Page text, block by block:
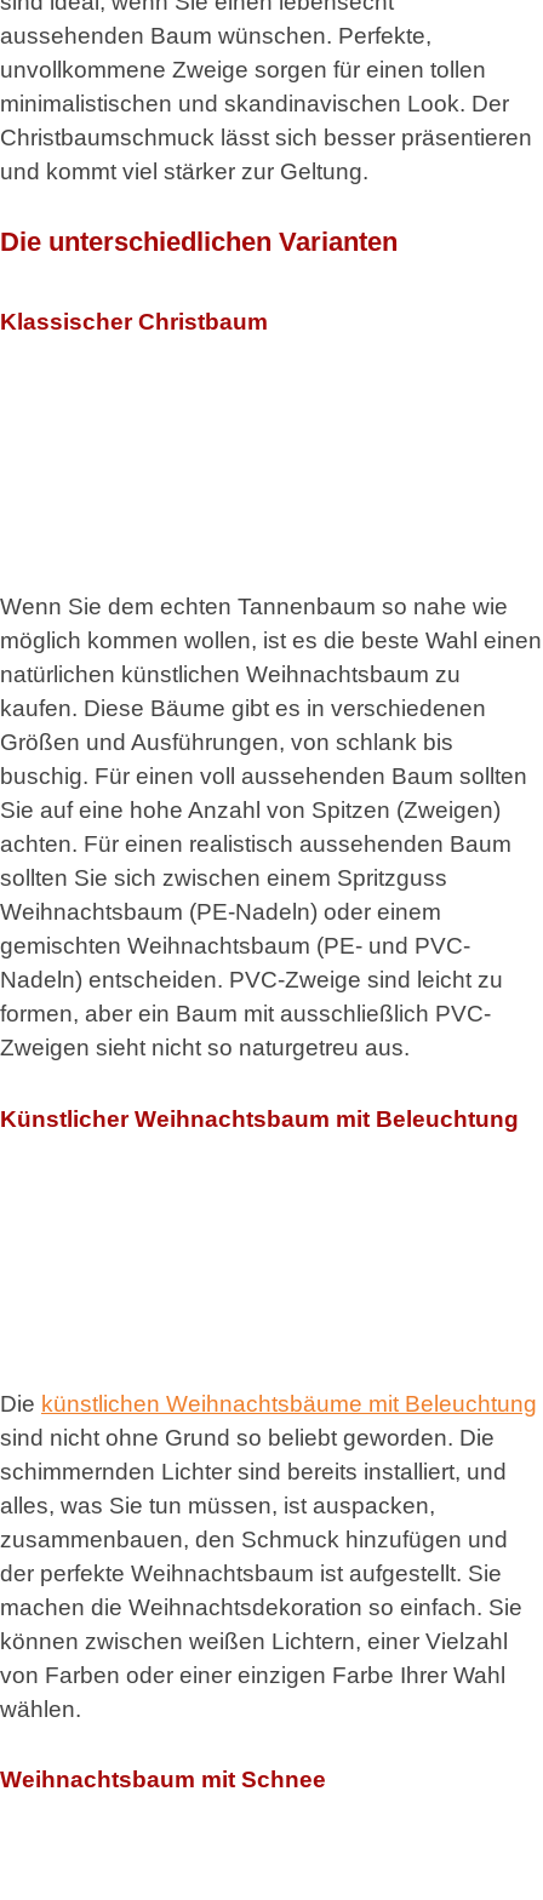
aussehenden Baum wünschen. Perfekte,
unvollkommene Zweige sorgen für einen tollen
minimalistischen und skandinavischen Look. Der
Christbaumschmuck lässt sich besser präsentieren
und kommt viel stärker zur Geltung.
Die unterschiedlichen Varianten
Klassischer Christbaum
Wenn Sie dem echten Tannenbaum so nahe wie
möglich kommen wollen, ist es die beste Wahl einen
natürlichen künstlichen Weihnachtsbaum zu
kaufen. Diese Bäume gibt es in verschiedenen
Größen und Ausführungen, von schlank bis
buschig. Für einen voll aussehenden Baum sollten
Sie auf eine hohe Anzahl von Spitzen (Zweigen)
achten. Für einen realistisch aussehenden Baum
sollten Sie sich zwischen einem Spritzguss
Weihnachtsbaum (PE-Nadeln) oder einem
gemischten Weihnachtsbaum (PE- und PVC-
Nadeln) entscheiden. PVC-Zweige sind leicht zu
formen, aber ein Baum mit ausschließlich PVC-
Zweigen sieht nicht so naturgetreu aus.
Künstlicher Weihnachtsbaum mit Beleuchtung
Die künstlichen Weihnachtsbäume mit Beleuchtung
sind nicht ohne Grund so beliebt geworden. Die
schimmernden Lichter sind bereits installiert, und
alles, was Sie tun müssen, ist auspacken,
zusammenbauen, den Schmuck hinzufügen und
der perfekte Weihnachtsbaum ist aufgestellt. Sie
machen die Weihnachtsdekoration so einfach. Sie
können zwischen weißen Lichtern, einer Vielzahl
von Farben oder einer einzigen Farbe Ihrer Wahl
wählen.
Weihnachtsbaum mit Schnee